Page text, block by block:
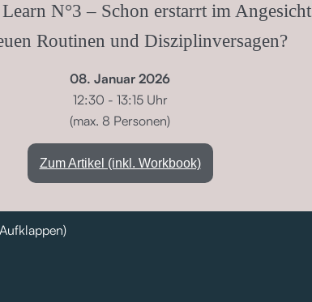
N°3 – Schon erstarrt im Angesicht
Routinen und Disziplinversagen?
08. Januar 2026
12:30 - 13:15 Uhr
(max. 8 Personen)
Zum Artikel (inkl. Workbook)